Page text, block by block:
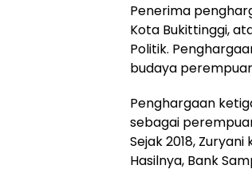
Penerima
Kota Bukittinggi,
Politik.
budaya
Penghargaan
sebagai
Sejak 2018,
Hasilnya, Bank